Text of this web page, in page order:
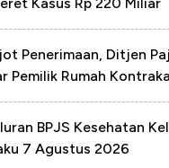
Penerimaan, Ditjen
Pemilik Rumah
BPJS Kesehatan
7 Agustus 2026